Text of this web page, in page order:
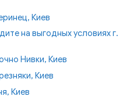
Киев
на выгодных условиях г.
Нивки, Киев
Киев
Киев